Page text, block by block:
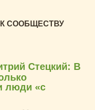
СООБЩЕСТВУ
Стецкий: В
люди «с